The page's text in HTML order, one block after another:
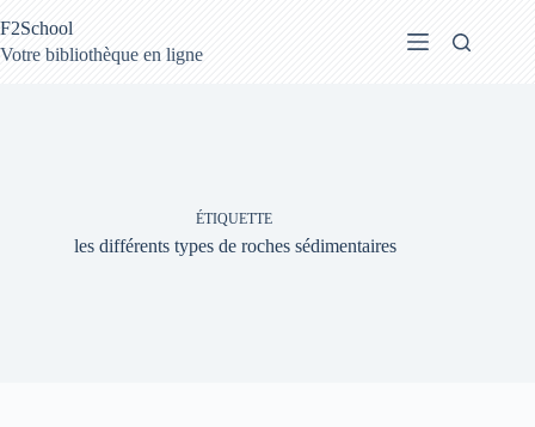
au
contenu
F2School
Votre bibliothèque en ligne
ÉTIQUETTE
les différents types de roches sédimentaires